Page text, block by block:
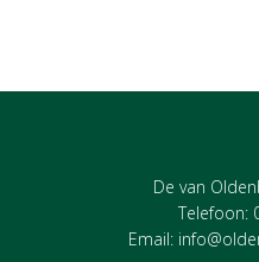
De van
Telefoon:
Email: